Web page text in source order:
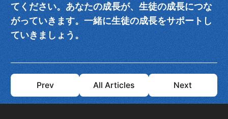
てください。あなたの成長が、生徒の成長につな
がっていきます。一緒に生徒の成長をサポートし
ていきましょう。
Prev All Articles Next